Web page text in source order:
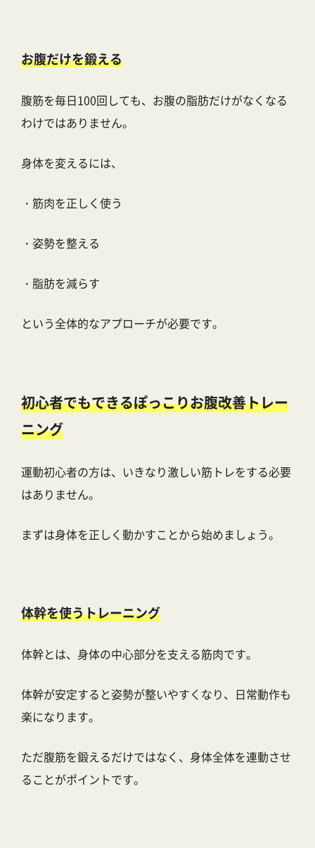
お腹だけを鍛える
腹筋を毎日100回しても、お腹の脂肪だけがなくなる
わけではありません。
身体を変えるには、
・筋肉を正しく使う
・姿勢を整える
・脂肪を減らす
という全体的なアプローチが必要です。
初心者でもできるぽっこりお腹改善トレー
ニング
運動初心者の方は、いきなり激しい筋トレをする必要
はありません。
まずは身体を正しく動かすことから始めましょう。
体幹を使うトレーニング
体幹とは、身体の中心部分を支える筋肉です。
体幹が安定すると姿勢が整いやすくなり、日常動作も
楽になります。
ただ腹筋を鍛えるだけではなく、身体全体を連動させ
ることがポイントです。